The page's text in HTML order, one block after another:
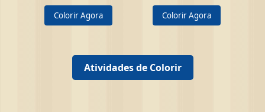
Colorir Agora Colorir Agora
Atividades de Colorir